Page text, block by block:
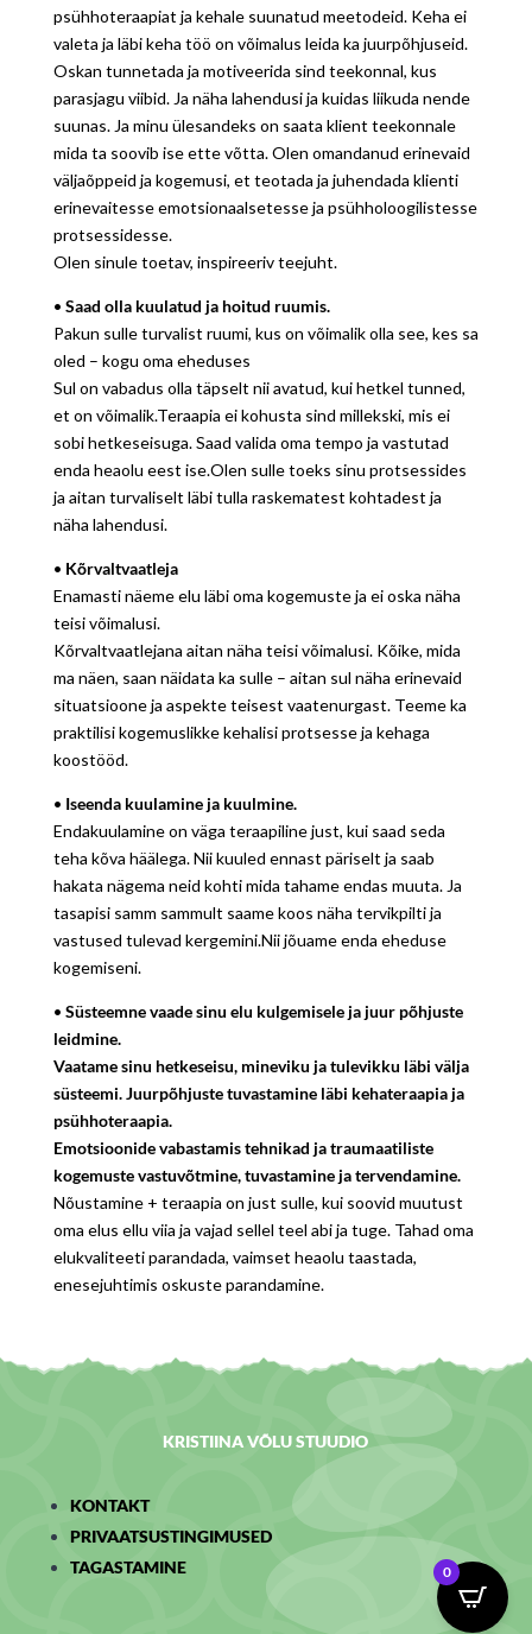
psühhoteraapiat ja kehale suunatud meetodeid. Keha ei
valeta ja läbi keha töö on võimalus leida ka juurpõhjuseid.
Oskan tunnetada ja motiveerida sind teekonnal, kus
parasjagu viibid. Ja näha lahendusi ja kuidas liikuda nende
suunas. Ja minu ülesandeks on saata klient teekonnale
mida ta soovib ise ette võtta. Olen omandanud erinevaid
väljaõppeid ja kogemusi, et teotada ja juhendada klienti
erinevaitesse emotsionaalsetesse ja psühholoogilistesse
protsessidesse.
Olen sinule toetav, inspireeriv teejuht.
• Saad olla kuulatud ja hoitud ruumis.
Pakun sulle turvalist ruumi, kus on võimalik olla see, kes sa
oled – kogu oma eheduses
Sul on vabadus olla täpselt nii avatud, kui hetkel tunned,
et on võimalik.Teraapia ei kohusta sind millekski, mis ei
sobi hetkeseisuga. Saad valida oma tempo ja vastutad
enda heaolu eest ise.Olen sulle toeks sinu protsessides
ja aitan turvaliselt läbi tulla raskematest kohtadest ja
näha lahendusi.
• Kõrvaltvaatleja
Enamasti näeme elu läbi oma kogemuste ja ei oska näha
teisi võimalusi.
Kõrvaltvaatlejana aitan näha teisi võimalusi. Kõike, mida
ma näen, saan näidata ka sulle – aitan sul näha erinevaid
situatsioone ja aspekte teisest vaatenurgast. Teeme ka
praktilisi kogemuslikke kehalisi protsesse ja kehaga
koostööd.
• Iseenda kuulamine ja kuulmine.
Endakuulamine on väga teraapiline just, kui saad seda
teha kõva häälega. Nii kuuled ennast päriselt ja saab
hakata nägema neid kohti mida tahame endas muuta. Ja
tasapisi samm sammult saame koos näha tervikpilti ja
vastused tulevad kergemini.Nii jõuame enda eheduse
kogemiseni.
• Süsteemne vaade sinu elu kulgemisele ja juur põhjuste
leidmine.
Vaatame sinu hetkeseisu, mineviku ja tulevikku läbi välja
süsteemi. Juurpõhjustetuvastamine läbi kehateraapia ja
psühhoteraapia.
Emotsioonide vabastamis tehnikad ja traumaatiliste
kogemuste vastuvõtmine,tuvastamine ja tervendamine.
Nõustamine + teraapia on just sulle, kui soovid muutust
oma elus ellu viia ja vajad sellel teel abi ja tuge. Tahad oma
elukvaliteeti parandada, vaimset heaolu taastada,
enesejuhtimis oskuste parandamine.
KRISTIINA VÕLU STUUDIO
KONTAKT
PRIVAATSUSTINGIMUSED
TAGASTAMINE
0